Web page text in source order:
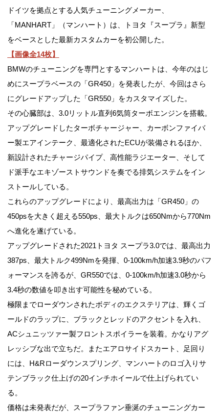
ドイツを拠点とする人気チューニングメーカー、
「MANHART」（マンハート）は、トヨタ『スープラ』新型
をベースとした最新カスタムカーを初公開した。
【画像全14枚】
BMWのチューニングを専門とするマンハートは、今年のはじ
めにスープラベースの「GR450」を発表したが、今回はさら
にグレードアップした「GR550」をカスタマイズした。
その心臓部は、3.0リットル直列6気筒ターボエンジンを搭載。
アップグレードしたターボチャージャー、カーボンファイバ
ー製エアインテーク、最適化されたECUが装備されるほか、
新設計されたチャージパイプ、高性能ラジエーター、そして
ド派手なエキゾーストサウンドを奏でる排気システムをイン
ストールしている。
これらのアップグレードにより、最高出力は「GR450」の
450psを大きく超える550ps、最大トルクは650Nmから770Nm
へ進化を遂げている。
アップグレードされた2021トヨタ スープラ3.0では、最高出力
387ps、最大トルク499Nmを発揮、0-100km/h加速3.9秒のパフ
ォーマンスを誇るが、GR550では、0-100km/h加速3.0秒から
3.4秒の数値を叩き出す可能性を秘めている。
極限までローダウンされたボディのエクステリアは、輝くゴ
ールドのラップに、ブラックとレッドのアクセントを入れ、
ACシュニッツァー製フロントスポイラーを装着。かなりアグ
レッシブな出で立ちだ。またエアロサイドスカート、足回り
には、H&Rローダウンスプリング、マンハートのロゴ入りサ
テンブラック仕上げの20インチホイールで仕上げられてい
る。
価格は未発表だが、スープラファン垂涎のチューニングカー